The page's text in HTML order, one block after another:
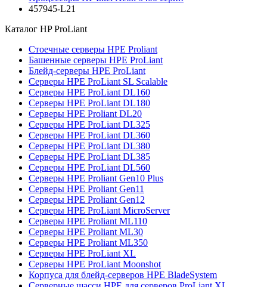
457945-L21
Каталог HP ProLiant
Стоечные серверы HPE Proliant
Башенные серверы HPE ProLiant
Блейд-серверы HPE ProLiant
Серверы HPE ProLiant SL Scalable
Серверы HPE ProLiant DL160
Серверы HPE ProLiant DL180
Серверы HPE Proliant DL20
Серверы HPE ProLiant DL325
Серверы HPE ProLiant DL360
Серверы HPE ProLiant DL380
Серверы HPE ProLiant DL385
Серверы HPE ProLiant DL560
Серверы HPE Proliant Gen10 Plus
Серверы HPE Proliant Gen11
Серверы HPE Proliant Gen12
Серверы HPE ProLiant MicroServer
Серверы HPE Proliant ML110
Серверы HPE Proliant ML30
Серверы HPE Proliant ML350
Серверы HPE ProLiant XL
Серверы HPE ProLiant Moonshot
Корпуса для блейд-серверов HPE BladeSystem